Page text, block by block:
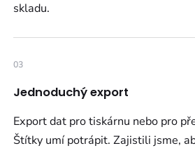
skladu.
03
Jednoduchý export
Export dat pro tiskárnu nebo pro
Štítky umí potrápit. Zajistili jsme,